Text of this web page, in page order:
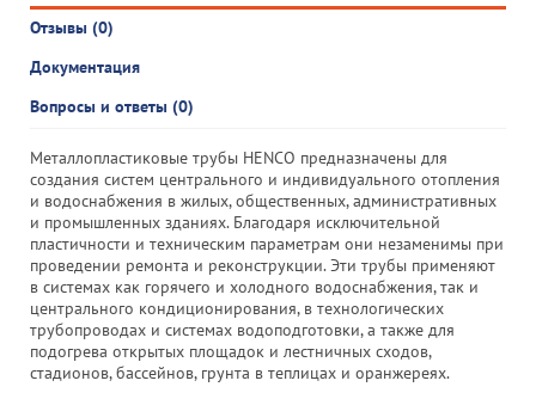
Отзывы (0)
Документация
Вопросы и ответы (0)
Металлопластиковые трубы HENCO предназначены для
создания систем центрального и индивидуального отопления
и водоснабжения в жилых, общественных, административных
и промышленных зданиях. Благодаря исключительной
пластичности и техническим параметрам они незаменимы при
проведении ремонта и реконструкции. Эти трубы применяют
в системах как горячего и холодного водоснабжения, так и
центрального кондиционирования, в технологических
трубопроводах и системах водоподготовки, а также для
подогрева открытых площадок и лестничных сходов,
стадионов, бассейнов, грунта в теплицах и оранжереях.